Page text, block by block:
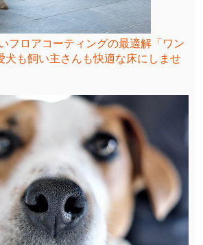
フロアコーティングの最適解「ワン
犬も飼い主さんも快適な床にしませ